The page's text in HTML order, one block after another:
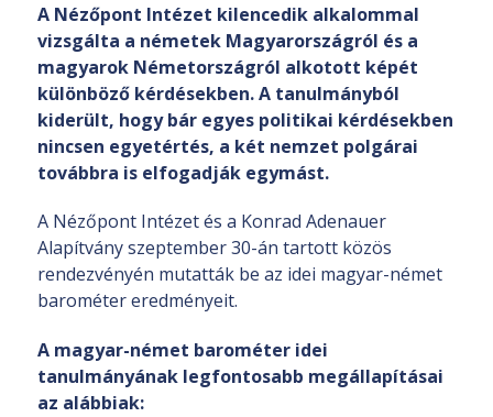
A Nézőpont Intézet kilencedik alkalommal
vizsgálta a németek Magyarországról és a
magyarok Németországról alkotott képét
különböző kérdésekben. A tanulmányból
kiderült, hogy bár egyes politikai kérdésekben
nincsen egyetértés, a két nemzet polgárai
továbbra is elfogadják egymást.
A Nézőpont Intézet és a Konrad Adenauer
Alapítvány szeptember 30-án tartott közös
rendezvényén mutatták be az idei magyar-német
barométer eredményeit.
A magyar-német barométer idei
tanulmányának legfontosabb megállapításai
az alábbiak: